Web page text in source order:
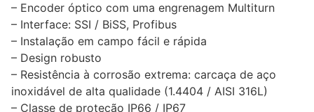
– Encoder óptico com uma engrenagem Multiturn
– Interface: SSI / BiSS, Profibus
– Instalação em campo fácil e rápida
– Design robusto
– Resistência à corrosão extrema: carcaça de aço
inoxidável de alta qualidade (1.4404 / AISI 316L)
– Classe de proteção IP66 / IP67